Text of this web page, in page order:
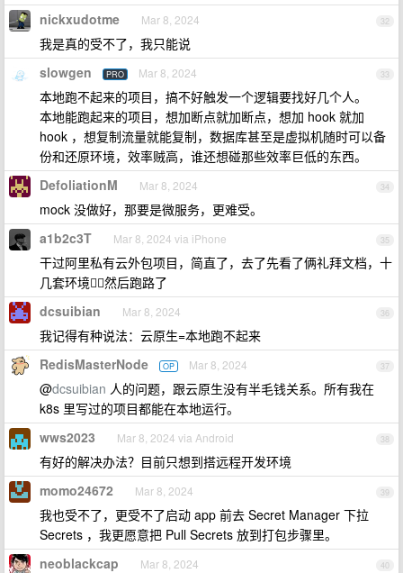
32
nickxudotme Mar 8, 2024
我是真的受不了，我只能说
33
slowgen PRO Mar 8, 2024
本地跑不起来的项目，搞不好触发一个逻辑要找好几个人。
本地能跑起来的项目，想加断点就加断点，想加 hook 就加
hook ，想复制流量就能复制，数据库甚至是虚拟机随时可以备
份和还原环境，效率贼高，谁还想碰那些效率巨低的东西。
34
DefoliationM Mar 8, 2024
mock 没做好，那要是微服务，更难受。
35
a1b2c3T Mar 8, 2024 via iPhone
干过阿里私有云外包项目，简直了，去了先看了俩礼拜文档，十
几套环境😵‍💫然后跑路了
36
dcsuibian Mar 8, 2024
我记得有种说法：云原生=本地跑不起来
37
RedisMasterNode OP Mar 8, 2024
@dcsuibian 人的问题，跟云原生没有半毛钱关系。所有我在
k8s 里写过的项目都能在本地运行。
38
wws2023 Mar 8, 2024 via Android
有好的解决办法？目前只想到搭远程开发环境
39
momo24672 Mar 8, 2024
我也受不了，更受不了启动 app 前去 Secret Manager 下拉
Secrets ，我更愿意把 Pull Secrets 放到打包步骤里。
40
neoblackcap Mar 8, 2024